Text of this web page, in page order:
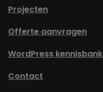
Projecten
Offerte aanvragen
WordPress kennisbank
Contact